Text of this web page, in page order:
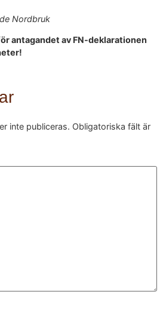
Nordbruk
antagandet av FN-deklarationen
inte publiceras. Obligatoriska fält är